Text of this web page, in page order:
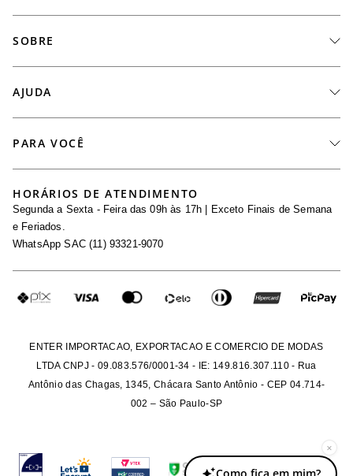
SOBRE
Seja um Revendedor
Igualdade Salarial
Requisição de Dados
AJUDA
Minha Conta
Trocas
Fretes e Tarifas
PARA VOCÊ
Maternidade
Seja um Afiliado
HORÁRIOS DE ATENDIMENTO
Segunda a Sexta - Feira das 09h às 17h | Exceto Finais de Semana
e Feriados.
WhatsApp SAC (11) 93321-9070
ENTER IMPORTACAO, EXPORTACAO E COMERCIO DE MODAS
LTDA CNPJ - 09.083.576/0001-34 - IE: 149.816.307.110 - Rua
Antônio das Chagas, 1345, Chácara Santo Antônio - CEP 04.714-
002 – São Paulo-SP
×